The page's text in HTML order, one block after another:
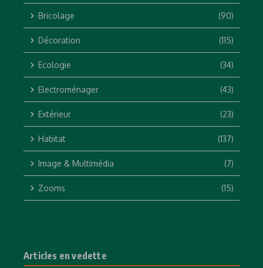
Bricolage (90)
Décoration (115)
Ecologie (34)
Electroménager (43)
Extérieur (23)
Habitat (137)
Image & Multimédia (7)
Zooms (15)
Articles en vedette